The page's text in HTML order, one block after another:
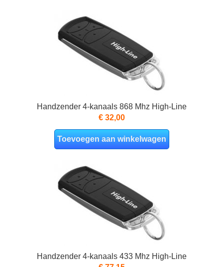
Handzender 4-kanaals 868 Mhz High-Line
€ 32,00
Toevoegen aan winkelwagen
Handzender 4-kanaals 433 Mhz High-Line